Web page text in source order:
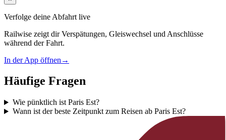
Verfolge deine Abfahrt live
Railwise zeigt dir Verspätungen, Gleiswechsel und Anschlüsse
während der Fahrt.
In der App öffnen →
Häufige Fragen
Wie pünktlich ist Paris Est?
Wann ist der beste Zeitpunkt zum Reisen ab Paris Est?